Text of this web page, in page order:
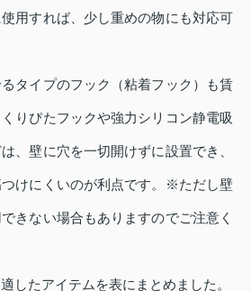
用すれば、少し重めの物にも対応可
タイプのフック（粘着フック）も賃
りぴたフックや強力シリコン静電吸
、壁に穴を一切開けずに設置でき、
けにくいのが利点です。※ただし壁
きない場合もありますのでご注意く
したアイテムを表にまとめました。